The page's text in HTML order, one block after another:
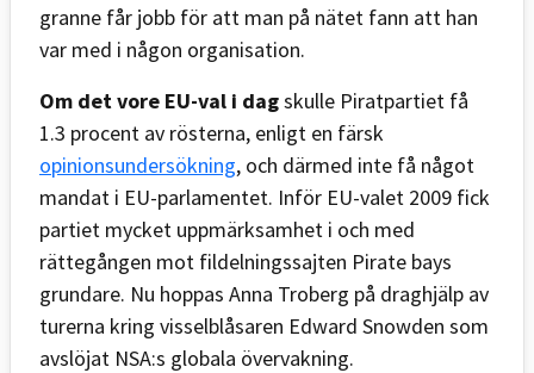
granne får jobb för att man på nätet fann att han
var med i någon organisation.
Om det vore EU-val i dagskulle Piratpartiet få
1.3 procent av rösterna, enligt en färsk
opinionsundersökning, och därmed inte få något
mandat i EU-parlamentet. Inför EU-valet 2009 fick
partiet mycket uppmärksamhet i och med
rättegången mot fildelningssajten Pirate bays
grundare. Nu hoppas Anna Troberg på draghjälp av
turerna kring visselblåsaren Edward Snowden som
avslöjat NSA:s globala övervakning.